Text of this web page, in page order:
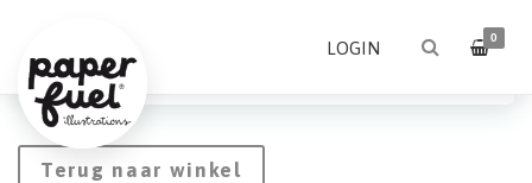
LOGIN 0
Je winkelwagen is momenteel leeg.
Terug naar winkel